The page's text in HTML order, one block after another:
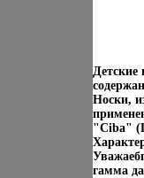
Детские
Носки,
"Ciba"
гамма